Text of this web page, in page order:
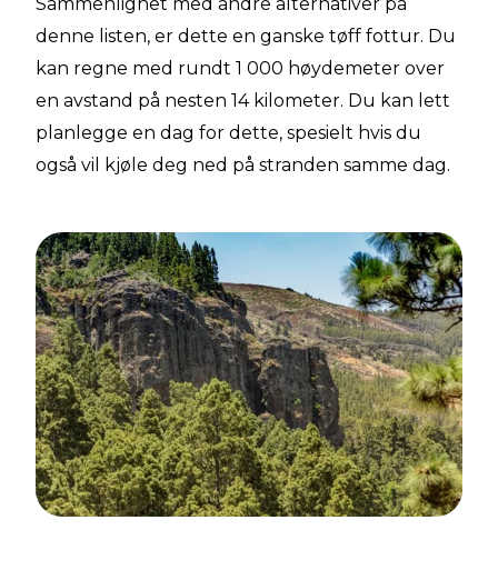
Sammenlignet med andre alternativer på
denne listen, er dette en ganske tøff fottur. Du
kan regne med rundt 1 000 høydemeter over
en avstand på nesten 14 kilometer. Du kan lett
planlegge en dag for dette, spesielt hvis du
også vil kjøle deg ned på stranden samme dag.